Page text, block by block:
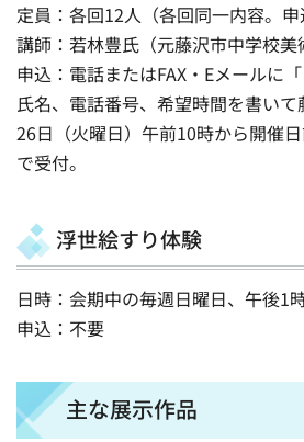
定員：各回12人（各回同一内容。申
講師：若林豊氏（元藤沢市中学校美
申込：電話またはFAX・Eメールに
氏名、電話番号、希望時間を書い
26日（火曜日）午前10時から開催
で受付。
浮世絵すり体験
日時：会期中の毎週日曜日、午後1
申込：不要
主な展示作品